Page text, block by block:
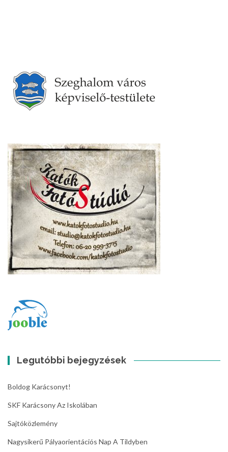
Legutóbbi bejegyzések
Boldog Karácsonyt!
SKF Karácsony Az Iskolában
Sajtóközlemény
Nagysikerű Pályaorientációs Nap A Tildyben